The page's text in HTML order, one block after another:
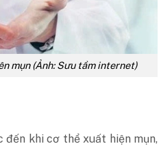
mụn (Ảnh: Sưu tầm internet)
khi cơ thể xuất hiện mụn,